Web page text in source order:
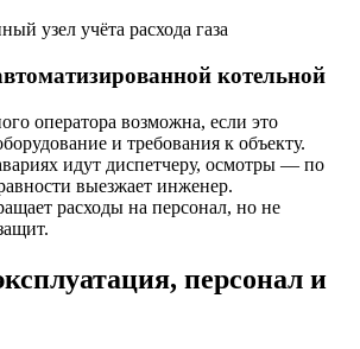
котельной
оператора возможна, если это
и требования к объекту.
идут диспетчеру, осмотры — по
выезжает инженер.
расходы на персонал, но не
персонал и